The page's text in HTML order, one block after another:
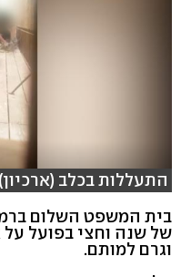
התעללות בכלב (ארכיון)
בית המשפט השלום
של שנה וחצי בפועל
וגרם למותם.